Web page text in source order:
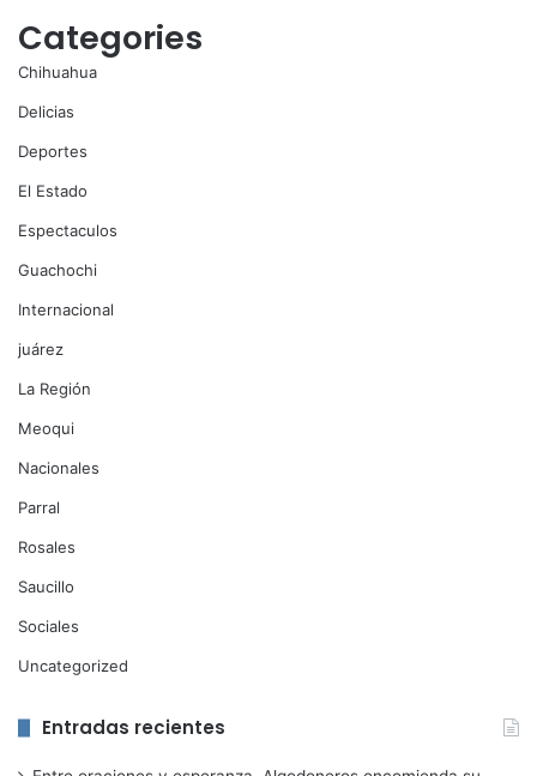
Categories
Chihuahua
Delicias
Deportes
El Estado
Espectaculos
Guachochi
Internacional
juárez
La Región
Meoqui
Nacionales
Parral
Rosales
Saucillo
Sociales
Uncategorized
Entradas recientes